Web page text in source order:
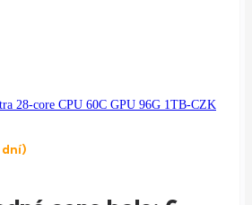
Apple Mac Studio M3 Ultra 28-core CPU 60C GPU 96G 1TB-CZK
dní)